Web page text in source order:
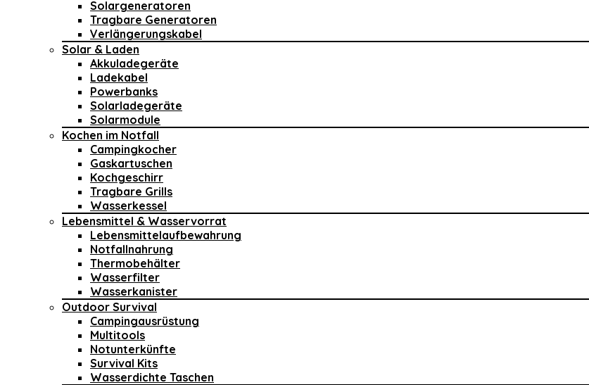
Solargeneratoren
Tragbare Generatoren
Verlängerungskabel
Solar & Laden
Akkuladegeräte
Ladekabel
Powerbanks
Solarladegeräte
Solarmodule
Kochen im Notfall
Campingkocher
Gaskartuschen
Kochgeschirr
Tragbare Grills
Wasserkessel
Lebensmittel & Wasservorrat
Lebensmittelaufbewahrung
Notfallnahrung
Thermobehälter
Wasserfilter
Wasserkanister
Outdoor Survival
Campingausrüstung
Multitools
Notunterkünfte
Survival Kits
Wasserdichte Taschen